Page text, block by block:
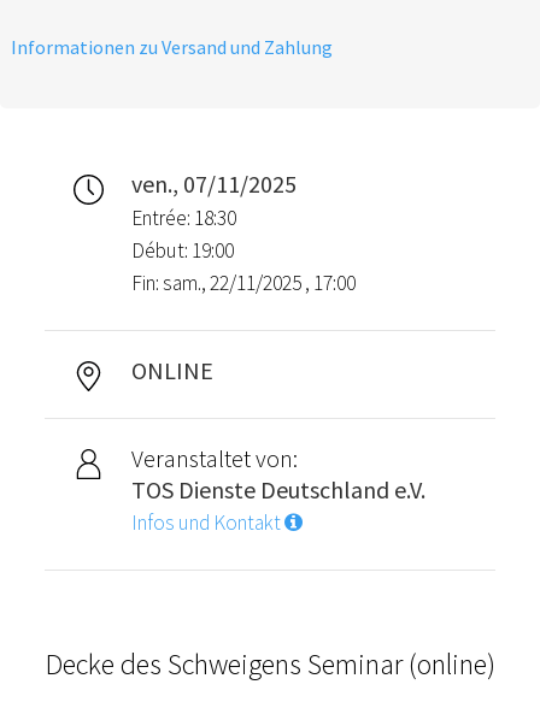
Informationen zu Versand und Zahlung
ven., 07/11/2025
Entrée: 18:30
Début: 19:00
Fin: sam., 22/11/2025 , 17:00
ONLINE
Veranstaltet von:
TOS Dienste Deutschland e.V.
Infos und Kontakt
Decke des Schweigens Seminar (online)